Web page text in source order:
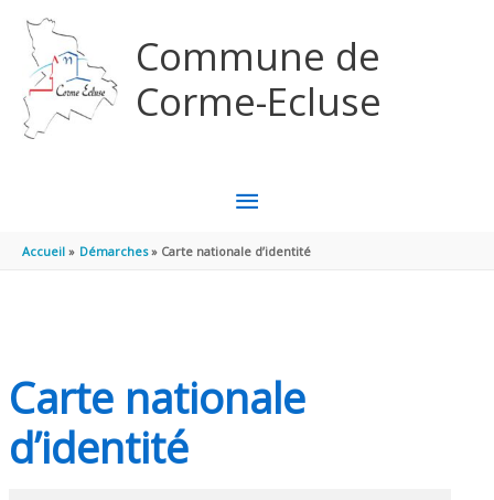
Commune de
Corme-Ecluse
MENU
PRINCIPAL
Accueil Démarches Carte nationale d’identité
Carte nationale
d’identité